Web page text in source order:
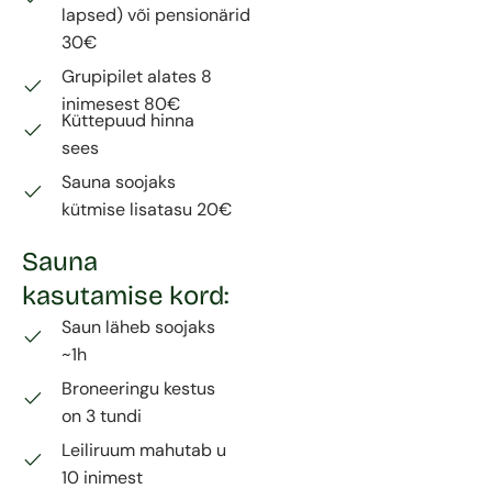
lapsed) või pensionärid
30€
Grupipilet alates 8
inimesest 80€
Küttepuud hinna
sees
Sauna soojaks
kütmise lisatasu 20€
Sauna
kasutamise kord:
Saun läheb soojaks
~1h
Broneeringu kestus
on 3 tundi
Leiliruum mahutab u
10 inimest